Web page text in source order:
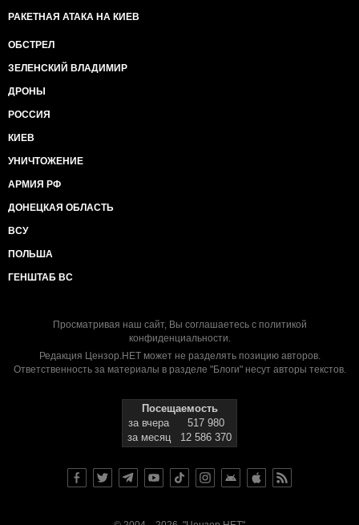
РАКЕТНАЯ АТАКА НА КИЕВ
ОБСТРЕЛ
ЗЕЛЕНСКИЙ ВЛАДИМИР
ДРОНЫ
РОССИЯ
КИЕВ
УНИЧТОЖЕНИЕ
АРМИЯ РФ
ДОНЕЦКАЯ ОБЛАСТЬ
ВСУ
ПОЛЬША
ГЕНШТАБ ВС
Просматривая наш сайт, Вы соглашаетесь с политикой
конфиденциальности.
Редакция Цензор.НЕТ может не разделять позицию авторов.
Ответственность за материалы в разделе "Блоги" несут авторы текстов.
Посещаемость
за вчера
517 980
за месяц
12 586 370